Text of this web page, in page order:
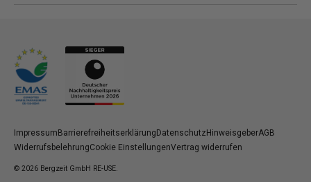
Zahlungsmethoden
ImpressumBarrierefreiheitserklärungDatenschutzHinweisgeberAGB
WiderrufsbelehrungCookie EinstellungenVertrag widerrufen
© 2026 Bergzeit GmbH RE-USE.